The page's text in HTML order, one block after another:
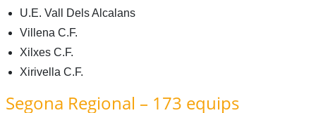
U.E. Vall Dels Alcalans
Villena C.F.
Xilxes C.F.
Xirivella C.F.
Segona Regional – 173 equips